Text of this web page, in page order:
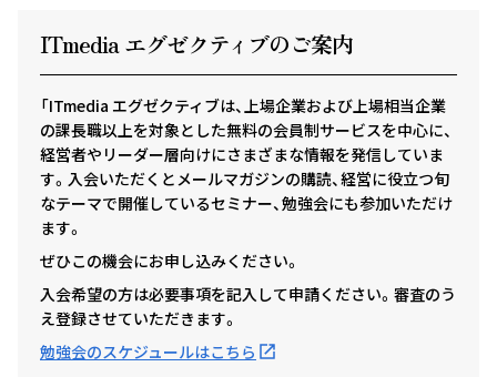
ITmedia エグゼクティ ブのご案内
「ITmedia エグゼクティブは、上場企業および上場相当企業
の課長職以上を対象とした無料の会員制サービスを中心に、
経営者やリーダー層向けにさまざまな情報を発信していま
す。入会いただくとメールマガジンの購読、経営に役立つ旬
なテーマで開催しているセミナー、勉強会にも参加いただけ
ます。
ぜひこの機会にお申し込みください。
入会希望の方は必要事項を記入して申請ください。審査のう
え登録させていただきます。
勉強会のスケジュールはこちら